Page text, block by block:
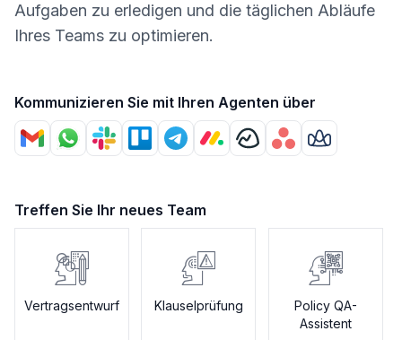
Aufgaben zu erledigen und die täglichen Abläufe
Ihres Teams zu optimieren.
Kommunizieren Sie mit Ihren Agenten über
Treffen Sie Ihr neues Team
Vertragsentwurf Klauselprüfung
Policy QA-
Assistent